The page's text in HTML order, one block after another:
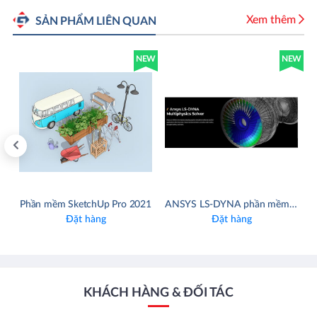
SẢN PHẨM LIÊN QUAN Xem thêm
NEW
Phần mềm SketchUp Pro 2021
Đặt hàng
NEW
ANSYS LS-DYNA phần mềm động lực học rõ ràng và đa vật lý mở rộng nhất
Đặt hàng
KHÁCH HÀNG & ĐỐI TÁC